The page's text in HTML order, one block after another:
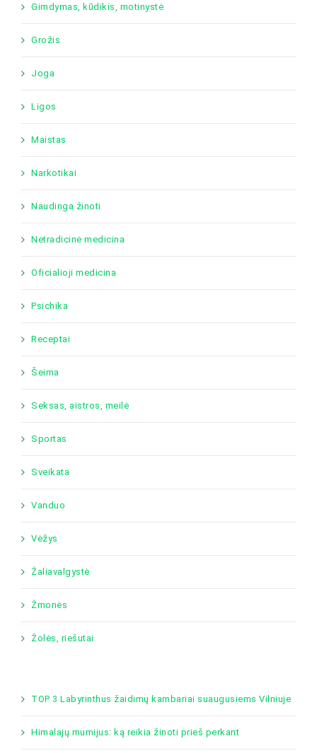
Gimdymas, kūdikis, motinystė
Grožis
Joga
Ligos
Maistas
Narkotikai
Naudinga žinoti
Netradicinė medicina
Oficialioji medicina
Psichika
Receptai
Šeima
Seksas, aistros, meilė
Sportas
Sveikata
Vanduo
Vėžys
Žaliavalgystė
Žmonės
Žolės, riešutai
TOP 3 Labyrinthus žaidimų kambariai suaugusiems Vilniuje
Himalajų mumijus: ką reikia žinoti prieš perkant